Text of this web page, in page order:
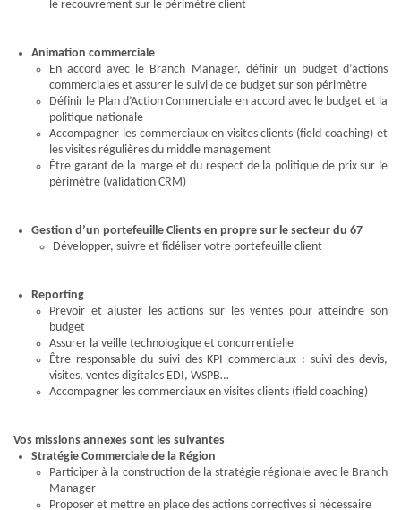
le recouvrement sur le périmètre client
Animation commerciale
En accord avec le Branch Manager, définir un budget d’actions
commerciales et assurer le suivi de ce budget sur son périmètre
Définir le Plan d’Action Commerciale en accord avec le budget et la
politique nationale
Accompagner les commerciaux en visites clients (field coaching) et
les visites régulières du middle management
Être garant de la marge et du respect de la politique de prix sur le
périmètre (validation CRM)
Gestion d’un portefeuille Clients en propre sur le secteur du 67
Développer, suivre et fidéliser votre portefeuille client
Reporting
Prevoir et ajuster les actions sur les ventes pour atteindre son
budget
Assurer la veille technologique et concurrentielle
Être responsable du suivi des KPI commerciaux : suivi des devis,
visites, ventes digitales EDI, WSPB…
Accompagner les commerciaux en visites clients (field coaching)
Vos missions annexes sont les suivantes
Stratégie Commerciale de la Région
Participer à la construction de la stratégie régionale avec le Branch
Manager
Proposer et mettre en place des actions correctives si nécessaire